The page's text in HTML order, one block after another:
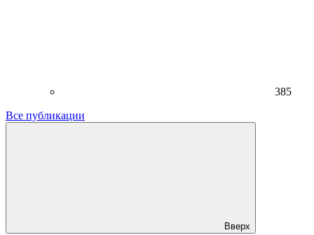
385
Все публикации
Вверх